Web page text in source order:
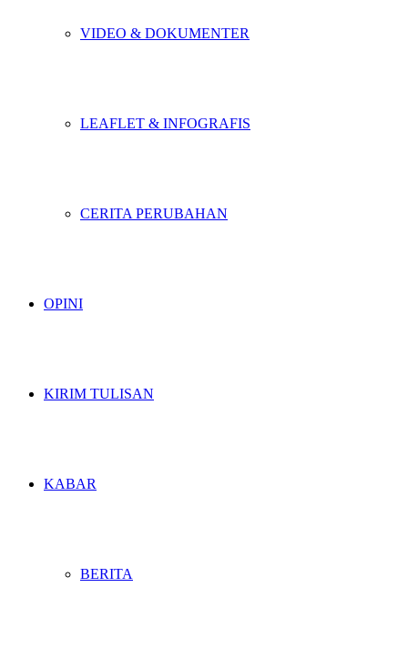
VIDEO & DOKUMENTER
LEAFLET & INFOGRAFIS
CERITA PERUBAHAN
OPINI
KIRIM TULISAN
KABAR
BERITA